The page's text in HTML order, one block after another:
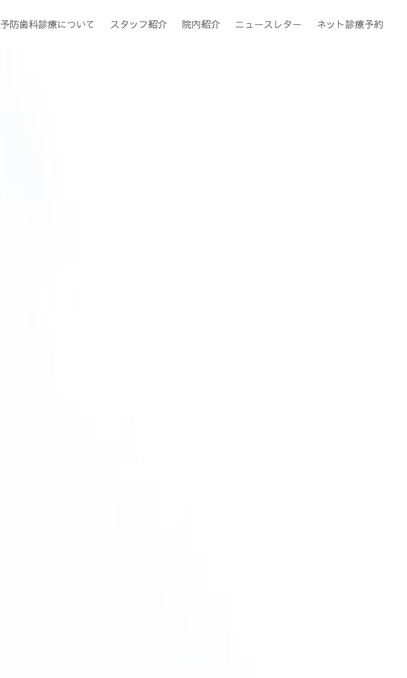
予防歯科診療について スタッフ紹介 院内紹介 ニュースレター ネット診療予約